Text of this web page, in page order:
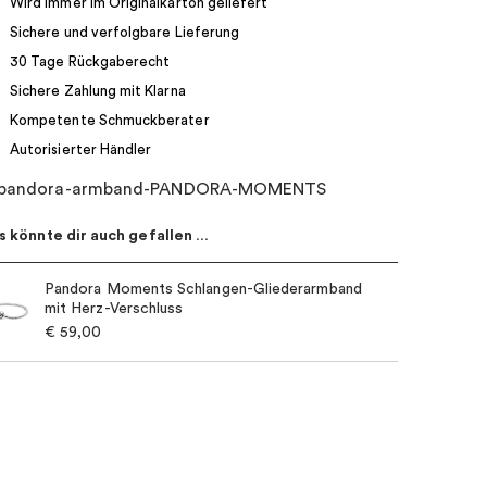
Sichere und verfolgbare Lieferung
30 Tage Rückgaberecht
Sichere Zahlung mit Klarna
Kompetente Schmuckberater
Autorisierter Händler
könnte dir auch gefallen …
Pandora Moments Schlangen-Gliederarmband
mit Herz-Verschluss
€ 59,00